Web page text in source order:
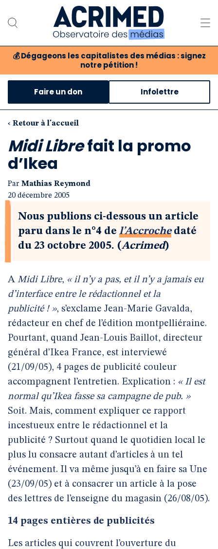
💰 Dégageons les capitalistes des médias : signez
notre pétition !
Notre association
Notre critique des médias
Nos propositions
Notre revue
Faire un don Infolettre
‹ Retour à l'accueil
Midi Librefait la promo
d’Ikea
Par Mathias Reymond
20 décembre 2005
Nous publions ci-dessous un article
paru dans le n°4 de l’Accrochedaté
du 23 octobre 2005. (Acrimed)
A Midi Libre, « il n’y a pas, et il n’y a jamais eu
d’interface entre le rédactionnel et la
publicité ! », s’exclame Jean-Marie Gavalda,
rédacteur en chef de l’édition montpelliéraine.
Pourtant, quand Jean-Louis Baillot, directeur
général d’Ikea France, est interviewé
(21/09/05), 4 pages de publicité couleur
accompagnent l’entretien. Explication : « Il est
normal qu’Ikea fasse sa campagne de pub. »
Soit. Mais, comment expliquer ce rapport
incestueux entre le rédactionnel et la
publicité ? Surtout quand le quotidien local le
plus lu consacre autant d’articles à un tel
événement. Il va même jusqu’à en faire sa Une
(23/09/05) et à consacrer un article à la pose
des lettres de l’enseigne du magasin (26/08/05).
14 pages entières de publicités
Les articles qui couvrent l’ouverture du